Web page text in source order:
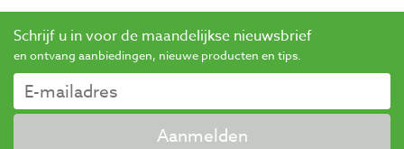
Schrijf u in voor de maandelijkse nieuwsbrief
en ontvang aanbiedingen, nieuwe producten en tips.
Aanmelden